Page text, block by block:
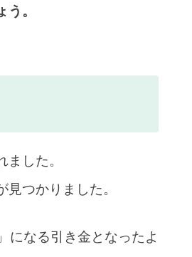
。
した。
つかりました。
」になる引き金となったよ